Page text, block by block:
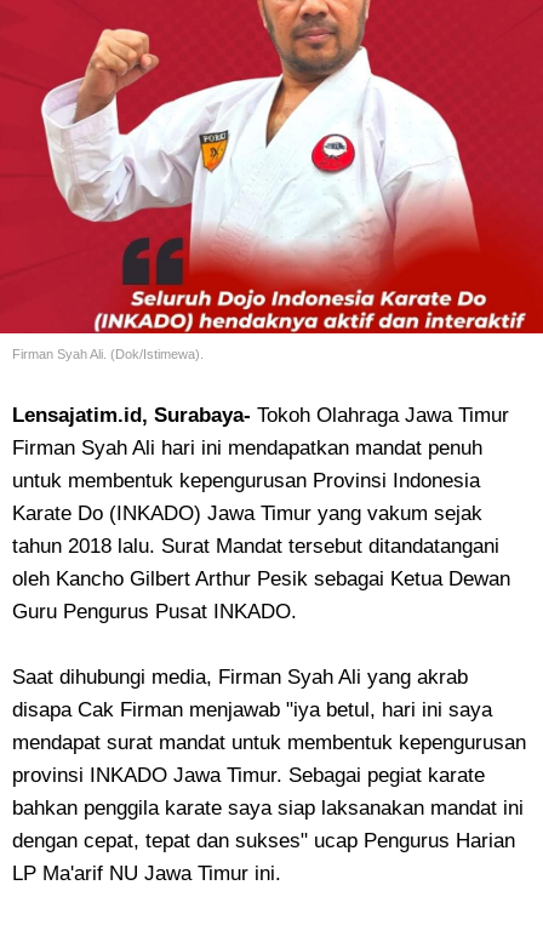
Firman Syah Ali. (Dok/Istimewa).
Lensajatim.id, Surabaya- Tokoh Olahraga Jawa Timur
Firman Syah Ali hari ini mendapatkan mandat penuh
untuk membentuk kepengurusan Provinsi Indonesia
Karate Do (INKADO) Jawa Timur yang vakum sejak
tahun 2018 lalu. Surat Mandat tersebut ditandatangani
oleh Kancho Gilbert Arthur Pesik sebagai Ketua Dewan
Guru Pengurus Pusat INKADO.
Saat dihubungi media, Firman Syah Ali yang akrab
disapa Cak Firman menjawab "iya betul, hari ini saya
mendapat surat mandat untuk membentuk kepengurusan
provinsi INKADO Jawa Timur. Sebagai pegiat karate
bahkan penggila karate saya siap laksanakan mandat ini
dengan cepat, tepat dan sukses" ucap Pengurus Harian
LP Ma'arif NU Jawa Timur ini.